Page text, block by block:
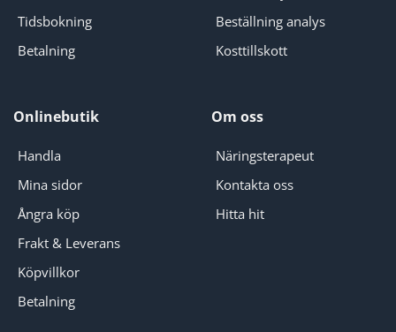
Tidsbokning
Betalning
Beställning analys
Kosttillskott
Onlinebutik
Handla
Mina sidor
Ångra köp
Frakt & Leverans
Köpvillkor
Betalning
Om oss
Näringsterapeut
Kontakta oss
Hitta hit